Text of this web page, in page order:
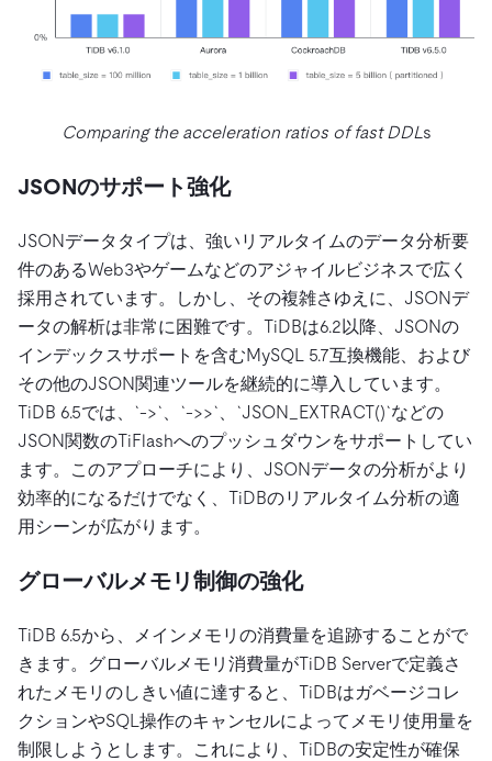
Comparing the acceleration ratios of fast DDL s
JSONのサポート強化
JSONデータタイプは、強いリアルタイムのデータ分析要
件のあるWeb3やゲームなどのアジャイルビジネスで広く
採用されています。しかし、その複雑さゆえに、JSONデ
ータの解析は非常に困難です。TiDBは6.2以降、JSONの
インデックスサポートを含むMySQL 5.7互換機能、および
その他のJSON関連ツールを継続的に導入しています。
TiDB 6.5では、`->`、`->>`、`JSON_EXTRACT()`などの
JSON関数のTiFlashへのプッシュダウンをサポートしてい
ます。このアプローチにより、JSONデータの分析がより
効率的になるだけでなく、TiDBのリアルタイム分析の適
用シーンが広がります。
グローバルメモリ制御の強化
TiDB 6.5から、メインメモリの消費量を追跡することがで
きます。グローバルメモリ消費量がTiDB Serverで定義さ
れたメモリのしきい値に達すると、TiDBはガベージコレ
クションやSQL操作のキャンセルによってメモリ使用量を
制限しようとします。これにより、TiDBの安定性が確保